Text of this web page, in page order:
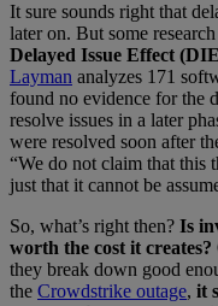
It sure sounds right that
later on. But some
Delayed Issue Effect
Layman analyzes 171
found no evidence for the
resolve issues in a later
were resolved soon after
“We do not claim that this
just that it cannot be
So, what’s right then? Is
worth the cost it creates?
they break down good
the Crowdstrike outage, it